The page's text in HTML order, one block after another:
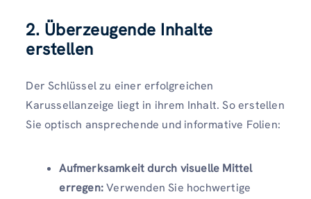
2. Überzeugende Inhalte
erstellen
Der Schlüssel zu einer erfolgreichen
Karussellanzeige liegt in ihrem Inhalt. So erstellen
Sie optisch ansprechende und informative Folien:
Aufmerksamkeit durch visuelle Mittel
erregen:Verwenden Sie hochwertige